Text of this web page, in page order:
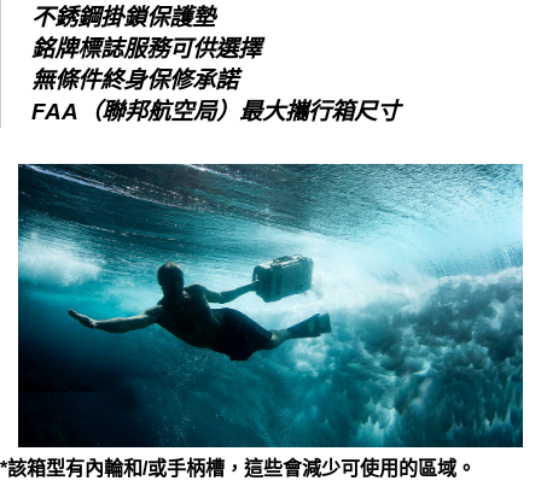
不銹鋼掛鎖保護墊
銘牌標誌服務可供選擇
無條件終身保修承諾
FAA（聯邦航空局）最大攜行箱尺寸
*該箱型有內輪和/或手柄槽，這些會減少可使用的區域。